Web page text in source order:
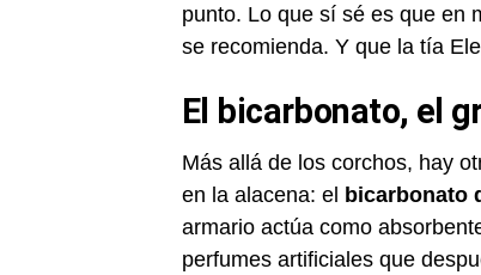
punto. Lo que sí sé es que en
se recomienda. Y que la tía
El bicarbonato, el
Más allá de los corchos, hay
en la alacena: el bicarbonato
armario actúa como
perfumes artificiales que